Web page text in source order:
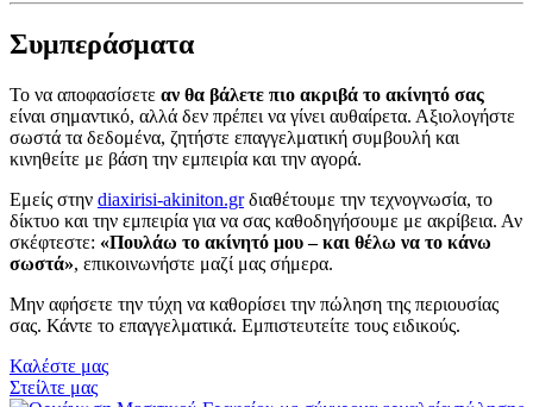
Συμπεράσματα
Το να αποφασίσετε αν θα βάλετε πιο ακριβά το ακίνητό σας
είναι σημαντικό, αλλά δεν πρέπει να γίνει αυθαίρετα. Αξιολογήστε
σωστά τα δεδομένα, ζητήστε επαγγελματική συμβουλή και
κινηθείτε με βάση την εμπειρία και την αγορά.
Εμείς στην diaxirisi-akiniton.grδιαθέτουμε την τεχνογνωσία, το
δίκτυο και την εμπειρία για να σας καθοδηγήσουμε με ακρίβεια. Αν
σκέφτεστε: «Πουλάω το ακίνητό μου – και θέλω να το κάνω
σωστά», επικοινωνήστε μαζί μας σήμερα.
Μην αφήσετε την τύχη να καθορίσει την πώληση της περιουσίας
σας. Κάντε το επαγγελματικά. Εμπιστευτείτε τους ειδικούς.
Καλέστε μας
Στείλτε μας